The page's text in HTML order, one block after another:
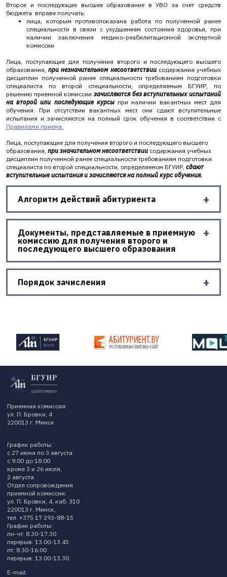
Второе и последующее высшее образование в УВО за счет средств
бюджета вправе получать:
лица, которым противопоказана работа по полученной ранее
специальности в связи с ухудшением состояния здоровья, при
наличии заключения медико-реабилитационной экспертной
комиссии
Лица, поступающие для получения второго и последующего высшего
образования,при незначительном несоответствиисодержания учебных
дисциплин полученной ранее специальности требованиям подготовки
специалиста по второй специальности, определяемым БГУИР, по
решению приемной комиссии зачисляются без вступительных испытаний
на второй или последующие курсыпри наличии вакантных мест для
обучения. При отсутствии вакантных мест они сдают вступительные
испытания и зачисляются на полный срок обучения в соответствии с
Правилами приема
Лица, поступающие для получения второго и последующего высшего
образования, при значительном несоответствии содержания учебных
дисциплин полученной ранее специальности требованиям подготовки
специалиста по второй специальности, определяемом БГУИР, сдают
вступительные испытания и зачисляются на полный курс обучения.
Алгоритм действий абитуриента
Документы, представляемые в приемную
комиссию для получения второго и
последующего высшего образования
Порядок зачисления
Приемная комиссия:
ул. П. Бровки, 4
220013 г. Минск
График работы:
с 27 июня по 3 августа
с 9.00 до 18.00
кроме 3 и 26 июля,
2 августа
Отдел сопровождения
приемной комиссии:
ул. П. Бровки, 4, каб. 310
220013 г. Минск,
тел. +375 17 293-88-15
График работы:
пн-чт: 8.30-17.30
перерыв: 13.00-13.45
пт: 8.30-16.00
перерыв: 13.00-13.30
E-mail: